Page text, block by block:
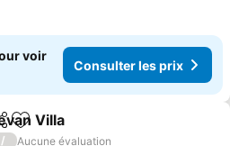
voir
Consulter les prix
Ajouter à mes favoris
Villa
/
Aucune évaluation